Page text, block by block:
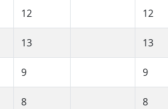
12 12
13 13
9 9
8 8